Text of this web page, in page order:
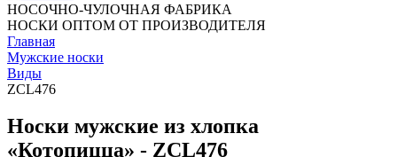
НОСОЧНО-ЧУЛОЧНАЯ ФАБРИКА
НОСКИ ОПТОМ ОТ ПРОИЗВОДИТЕЛЯ
Главная
Мужские носки
Виды
ZCL476
Носки мужские из хлопка
«Котопицца» - ZCL476